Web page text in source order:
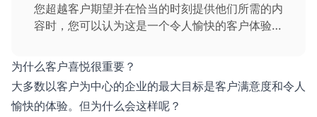
您超越客户期望并在恰当的时刻提供他们所需的内
容时，您可以认为这是一个令人愉快的客户体验。
户和现有客户创造积极体验是必须的。
为什么客户喜悦很重要？
大多数以客户为中心的企业的最大目标是客户满意度和令人
愉快的体验。但为什么会这样呢？